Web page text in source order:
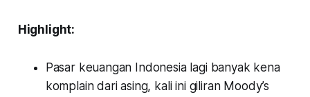
Highlight:
Pasar keuangan Indonesia lagi banyak kena
komplain dari asing, kali ini giliran Moody’s